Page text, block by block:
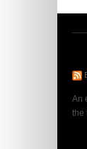
An
the